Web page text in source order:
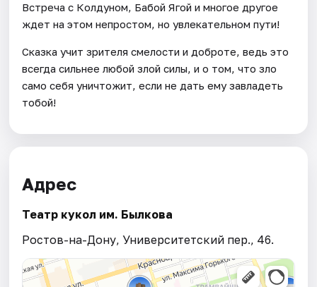
Встреча с Колдуном, Бабой Ягой и многое другое
ждет на этом непростом, но увлекательном пути!
Сказка учит зрителя смелости и доброте, ведь это
всегда сильнее любой злой силы, и о том, что зло
само себя уничтожит, если не дать ему завладеть
тобой!
Адрес
Театр кукол им. Былкова
Ростов-на-Дону, Университетский пер., 46.